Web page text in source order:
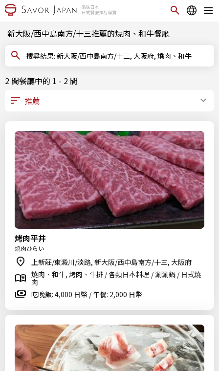
新大阪/西中島南方/十三推薦的燒肉、和牛餐廳
搜尋結果: 新大阪/西中島南方/十三, 大阪府, 燒肉、和牛
2 間餐廳中的 1 - 2 間
烤肉平井
焼肉ひらい
上新莊/東澱川/淡路, 新大阪/西中島南方/十三, 大阪府
燒肉、和牛, 烤肉、牛排 / 各類日本料理 / 涮涮鍋 / 日式燒
肉
吃晚飯: 4,000 日幣 / 午餐: 2,000 日幣